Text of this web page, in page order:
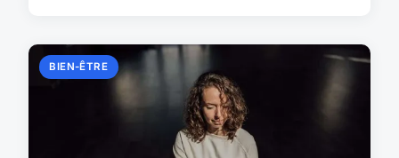
BIEN-ÊTRE